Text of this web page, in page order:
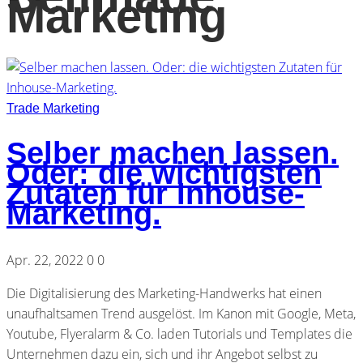
Marketing
Trade Marketing
Selber machen lassen.
Oder: die wichtigsten
Zutaten für Inhouse-
Marketing.
Apr. 22, 2022 0 0
Die Digitalisierung des Marketing-Handwerks hat einen
unaufhaltsamen Trend ausgelöst. Im Kanon mit Google, Meta,
Youtube, Flyeralarm & Co. laden Tutorials und Templates die
Unternehmen dazu ein, sich und ihr Angebot selbst zu